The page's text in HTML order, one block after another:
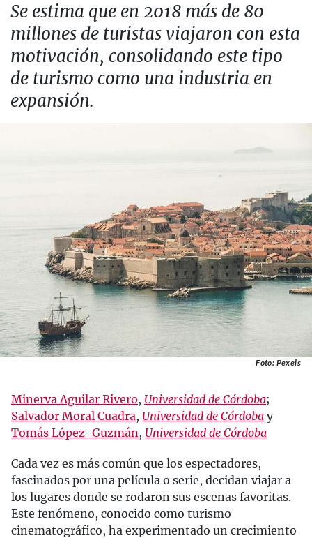
Se estima que en 2018 más de 80
millones de turistas viajaron con esta
motivación, consolidando este tipo
de turismo como una industria en
expansión.
Foto: Pexels
Minerva Aguilar Rivero, Universidad de Córdoba;
Salvador Moral Cuadra, Universidad de Córdoba y
Tomás López-Guzmán, Universidad de Córdoba
Cada vez es más común que los espectadores,
fascinados por una película o serie, decidan viajar a
los lugares donde se rodaron sus escenas favoritas.
Este fenómeno, conocido como turismo
cinematográfico, ha experimentado un crecimiento